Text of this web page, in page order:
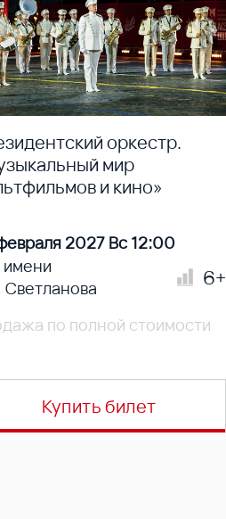
оркестр.
мир
и кино»
2027 Вс 12:00
имени
Светланова
6+
по полной стоимости
Купить билет